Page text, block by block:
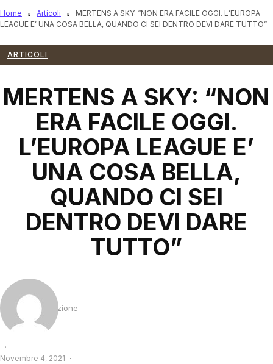
Home Articoli
MERTENS A SKY: “NON ERA FACILE OGGI. L’EUROPA
LEAGUE E’ UNA COSA BELLA, QUANDO CI SEI DENTRO DEVI DARE TUTTO”
ARTICOLI
MERTENS A SKY: “NON
ERA FACILE OGGI.
L’EUROPA LEAGUE E’
UNA COSA BELLA,
QUANDO CI SEI
DENTRO DEVI DARE
TUTTO”
Redazione
·
Novembre 4, 2021